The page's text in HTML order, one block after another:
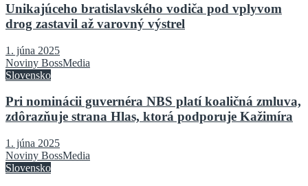
Unikajúceho bratislavského vodiča pod vplyvom
drog zastavil až varovný výstrel
1. júna 2025
Noviny BossMedia
Slovensko
Pri nominácii guvernéra NBS platí koaličná zmluva,
zdôrazňuje strana Hlas, ktorá podporuje Kažimíra
1. júna 2025
Noviny BossMedia
Slovensko